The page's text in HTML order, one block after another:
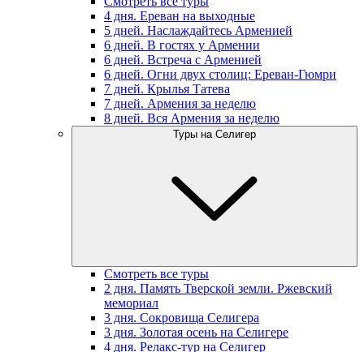
4 дня. Ереван на выходные
5 дней. Наслаждайтесь Арменией
6 дней. В гостях у Армении
6 дней. Встреча с Арменией
6 дней. Огни двух столиц: Ереван-Гюмри
7 дней. Крылья Татева
7 дней. Армения за неделю
8 дней. Вся Армения за неделю
Туры на Селигер
Смотреть все туры
2 дня. Память Тверской земли. Ржевский
мемориал
3 дня. Сокровища Селигера
3 дня. Золотая осень на Селигере
4 дня. Релакс-тур на Селигер